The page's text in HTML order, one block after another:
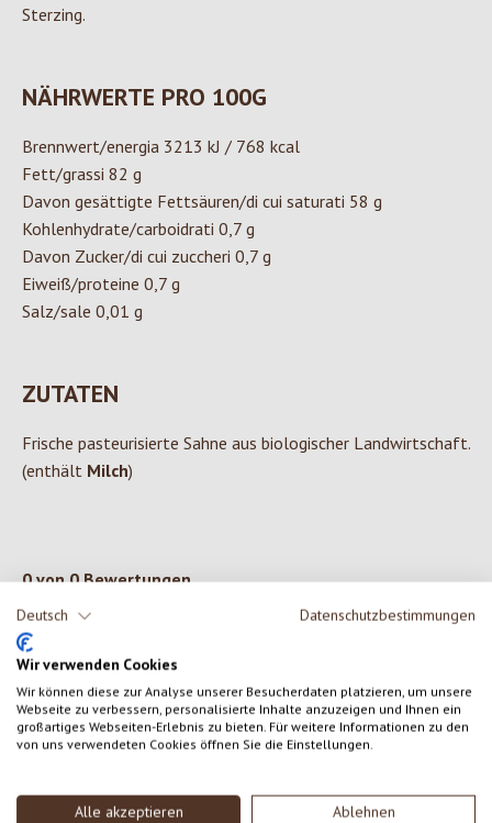
Deutsch Datenschutzbestimmungen
Wir verwenden Cookies
Wir können diese zur Analyse unserer Besucherdaten platzieren, um unsere
Webseite zu verbessern, personalisierte Inhalte anzuzeigen und Ihnen ein
großartiges Webseiten-Erlebnis zu bieten. Für weitere Informationen zu den
von uns verwendeten Cookies öffnen Sie die Einstellungen.
Alle akzeptieren Ablehnen
Sterzing.
NÄHRWERTE PRO 100G
Brennwert/energia 3213 kJ / 768 kcal
Fett/grassi 82 g
Davon gesättigte Fettsäuren/di cui saturati 58 g
Kohlenhydrate/carboidrati 0,7 g
Davon Zucker/di cui zuccheri 0,7 g
Eiweiß/proteine 0,7 g
Salz/sale 0,01 g
ZUTATEN
Frische pasteurisierte Sahne aus biologischer Landwirtschaft.
(enthält Milch)
0 von 0 Bewertungen
Durchschnittliche Bewertung von 0 von 5 Sternen
Gib eine Bewertung ab!
Teile deine Erfahrungen mit dem Produkt mit anderen Kunden.
SCHREIBE EINE BEWERTUNG
Bewertungen nur in der aktuellen Sprache anzeigen.